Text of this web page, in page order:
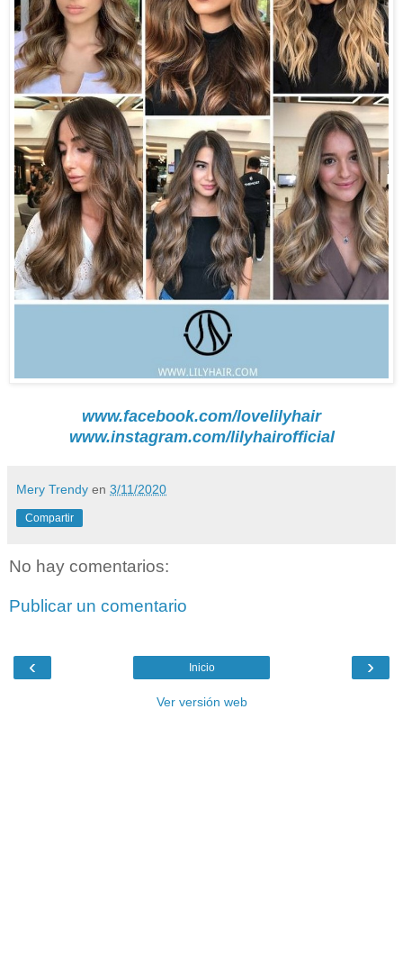
www.facebook.com/lovelilyhair
www.instagram.com/lilyhairofficial
Mery Trendy en 3/11/2020
Compartir
No hay comentarios:
Publicar un comentario
‹ ›
Inicio
Ver versión web